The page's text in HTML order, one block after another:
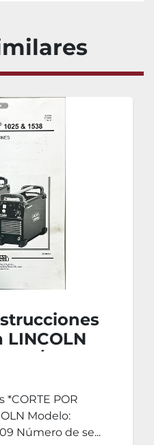
LINCOLN
1538
POR
Modelo:
Número de se...